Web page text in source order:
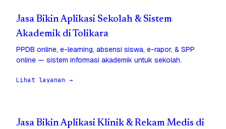
Jasa Bikin Aplikasi Sekolah & Sistem
Akademik di Tolikara
PPDB online, e-learning, absensi siswa, e-rapor, & SPP
online — sistem informasi akademik untuk sekolah.
Lihat layanan →
Jasa Bikin Aplikasi Klinik & Rekam Medis di